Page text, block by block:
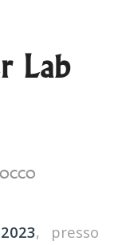
Lab
, presso